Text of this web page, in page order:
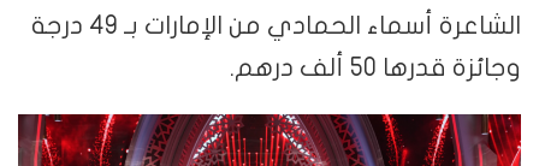
الشاعرة أسماء الحمادي من الإمارات بـ 49 درجة
وجائزة قدرها 50 ألف درهم.